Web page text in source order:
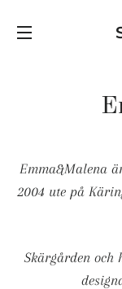
Emma&Malena
2004 ute på
Skärgården